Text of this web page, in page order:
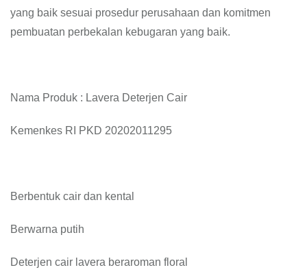
yang baik sesuai prosedur perusahaan dan komitmen
pembuatan perbekalan kebugaran yang baik.
Nama Produk : Lavera Deterjen Cair
Kemenkes RI PKD 20202011295
Berbentuk cair dan kental
Berwarna putih
Deterjen cair lavera beraroman floral